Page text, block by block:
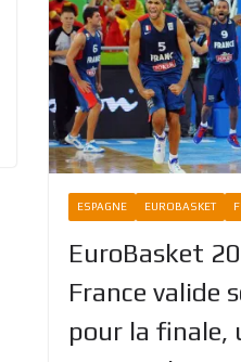
ESPAGNE EUROBASKET
EuroBasket
France valide
pour la finale,